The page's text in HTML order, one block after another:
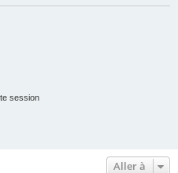
session
Aller à